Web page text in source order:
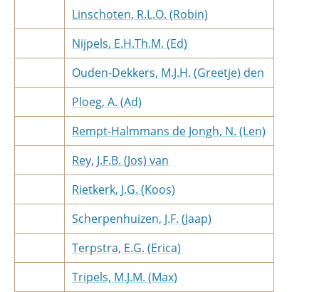
Linschoten, R.L.O. (Robin)
Nijpels, E.H.Th.M. (Ed)
Ouden-Dekkers, M.J.H. (Greetje) den
Ploeg, A. (Ad)
Rempt-Halmmans de Jongh, N. (Len)
Rey, J.F.B. (Jos) van
Rietkerk, J.G. (Koos)
Scherpenhuizen, J.F. (Jaap)
Terpstra, E.G. (Erica)
Tripels, M.J.M. (Max)